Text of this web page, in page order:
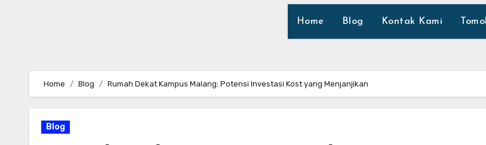
Home Blog Kontak Kami
Home Blog Rumah Dekat Kampus Malang: Potensi Investasi Kost yang Menjanjikan
Blog